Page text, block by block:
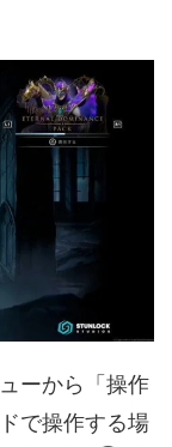
ーから「操作
で操作する場